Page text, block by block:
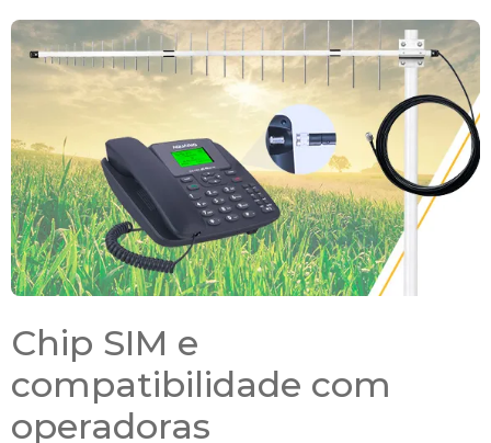
Chip SIM e
compatibilidade com
operadoras